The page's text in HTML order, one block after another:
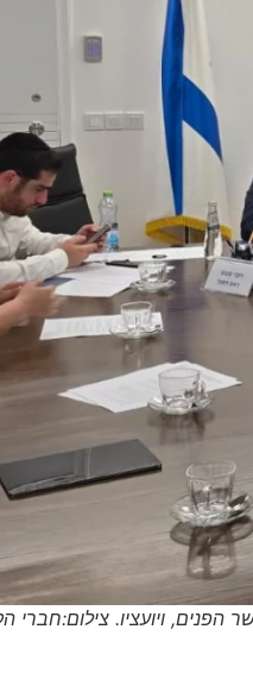
ויועציו. צילום:חברי